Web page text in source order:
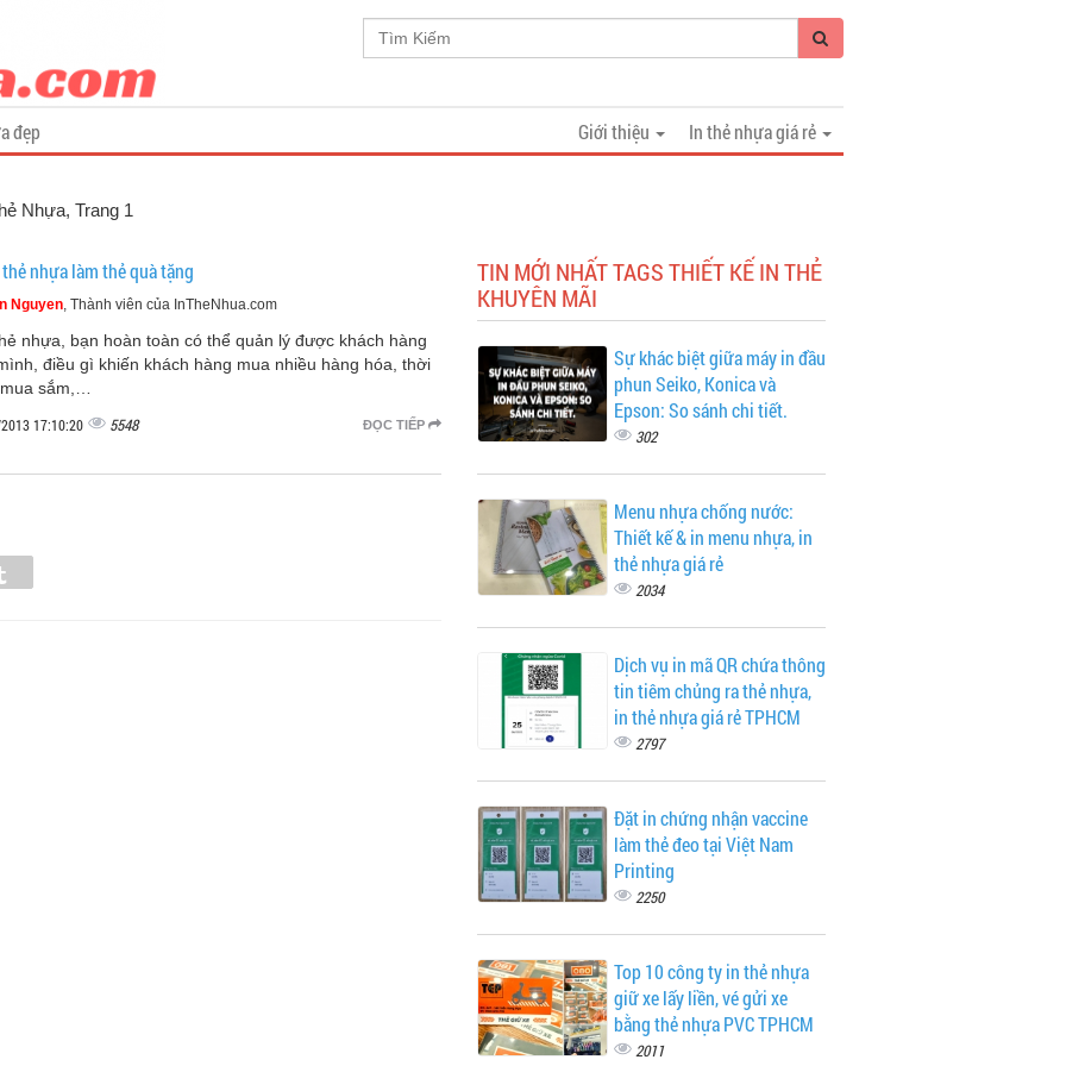
In thẻ nhựa giá rẻ
đẹp
Giới thiệu
Nhựa, Trang 1
nhựa làm thẻ quà tặng
Nguyen, Thành viên của InTheNhua.com
nhựa, bạn hoàn toàn có thể quản lý được khách hàng
điều gì khiến khách hàng mua nhiều hàng hóa, thời
sắm,…
ĐỌC TIẾP
17:10:20 5548
TIN MỚI NHẤT TAGS THIẾT KẾ IN THẺ
KHUYÊN MÃI
Sự khác biệt giữa máy in đầu
phun Seiko, Konica và
Epson: So sánh chi tiết.
302
Menu nhựa chống nước:
Thiết kế & in menu nhựa, in
thẻ nhựa giá rẻ
2034
Dịch vụ in mã QR chứa thông
tin tiêm chủng ra thẻ nhựa,
in thẻ nhựa giá rẻ TPHCM
2797
Đặt in chứng nhận vaccine
làm thẻ đeo tại Việt Nam
Printing
2250
Top 10 công ty in thẻ nhựa
giữ xe lấy liền, vé gửi xe
bằng thẻ nhựa PVC TPHCM
2011